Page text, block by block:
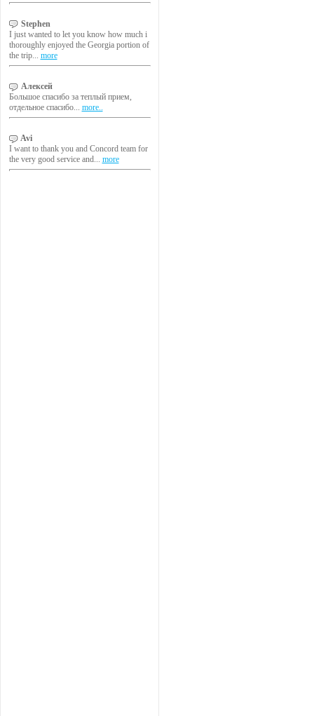
Stephen
I just wanted to let you know how much i
thoroughly enjoyed the Georgia portion of
the trip... more
Алексей
Большое спасибо за теплый прием,
отдельное спасибо... more..
Avi
I want to thank you and Concord team for
the very good service and... more